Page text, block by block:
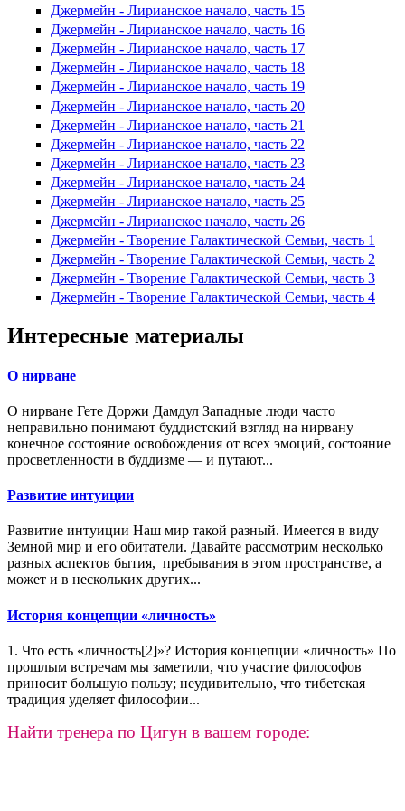
Джермейн - Лирианское начало, часть 15
Джермейн - Лирианское начало, часть 16
Джермейн - Лирианское начало, часть 17
Джермейн - Лирианское начало, часть 18
Джермейн - Лирианское начало, часть 19
Джермейн - Лирианское начало, часть 20
Джермейн - Лирианское начало, часть 21
Джермейн - Лирианское начало, часть 22
Джермейн - Лирианское начало, часть 23
Джермейн - Лирианское начало, часть 24
Джермейн - Лирианское начало, часть 25
Джермейн - Лирианское начало, часть 26
Джермейн - Творение Галактической Семьи, часть 1
Джермейн - Творение Галактической Семьи, часть 2
Джермейн - Творение Галактической Семьи, часть 3
Джермейн - Творение Галактической Семьи, часть 4
Интересные материалы
О нирване
О нирване Гете Доржи Дамдул Западные люди часто
неправильно понимают буддистский взгляд на нирвану —
конечное состояние освобождения от всех эмоций, состояние
просветленности в буддизме — и путают...
Развитие интуиции
Развитие интуиции Наш мир такой разный. Имеется в виду
Земной мир и его обитатели. Давайте рассмотрим несколько
разных аспектов бытия, пребывания в этом пространстве, а
может и в нескольких других...
История концепции «личность»
1. Что есть «личность[2]»? История концепции «личность» По
прошлым встречам мы заметили, что участие философов
приносит большую пользу; неудивительно, что тибетская
традиция уделяет философии...
Найти тренера по Цигун в вашем городе: